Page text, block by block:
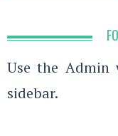
Use the Admin
sidebar.